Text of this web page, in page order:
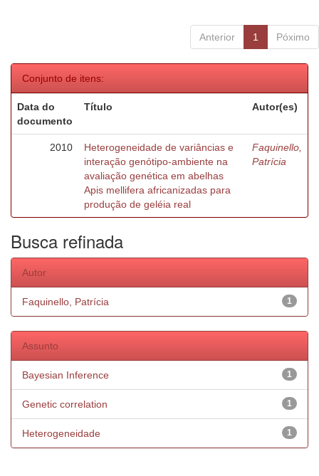
Anterior 1 Póximo
Conjunto de itens:
Data do
documento
Título Autor(es)
2010
Heterogeneidade de variâncias e
interação genótipo-ambiente na
avaliação genética em abelhas
Apis mellifera africanizadas para
produção de geléia real
Faquinello,
Patrícia
Busca refinada
Autor
1
Faquinello, Patrícia
Assunto
1
Bayesian Inference
1
Genetic correlation
1
Heterogeneidade